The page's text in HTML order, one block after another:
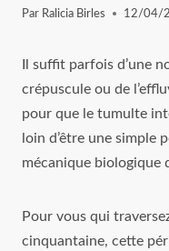
Par Ralicia Birles 12/04/
Il suffit parfois d’une
crépuscule ou de
pour que le tumulte
loin d’être une simple
mécanique biologique
Pour vous qui
cinquantaine, cette